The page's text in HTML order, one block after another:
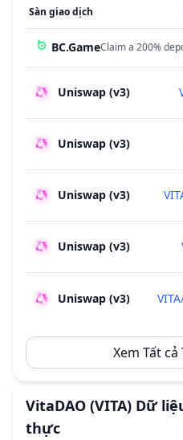
Sàn giao dịch
BC.GameClaim a 200%
Uniswap (v3)
Uniswap (v3)
Uniswap (v3)
Uniswap (v3)
Uniswap (v3)
Xem Tất
VitaDAO (VITA) Dữ
thực